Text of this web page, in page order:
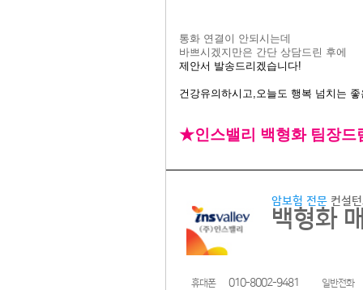
통화 연결이 안되시는데
바쁘시겠지만은 간단 상담드린 후에
제안서 발송드리겠습니다!
건강유의하시고,오늘도 행복 넘치는
★인스밸리 백형화 팀장
암보험 전문 컨설
백형화
휴대폰 010-8002-9481
일반전화